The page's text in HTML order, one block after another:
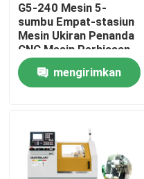
Rumah
Produk
Tentang Kami
G5-240 Mesin 5-
sumbu Empat-stasiun
Mesin Ukiran Penanda
CNC Mesin Perhiasan
Emas CNC 5-sumbu
Mesin Penggilingan
Gigi CNC Dijual
mengirimkan